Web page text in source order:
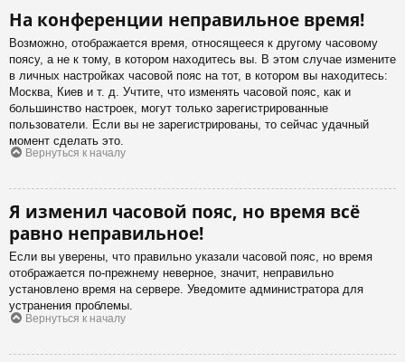
На конференции неправильное время!
Возможно, отображается время, относящееся к другому часовому
поясу, а не к тому, в котором находитесь вы. В этом случае измените
в личных настройках часовой пояс на тот, в котором вы находитесь:
Москва, Киев и т. д. Учтите, что изменять часовой пояс, как и
большинство настроек, могут только зарегистрированные
пользователи. Если вы не зарегистрированы, то сейчас удачный
момент сделать это.
Вернуться к началу
Я изменил часовой пояс, но время всё
равно неправильное!
Если вы уверены, что правильно указали часовой пояс, но время
отображается по-прежнему неверное, значит, неправильно
установлено время на сервере. Уведомите администратора для
устранения проблемы.
Вернуться к началу